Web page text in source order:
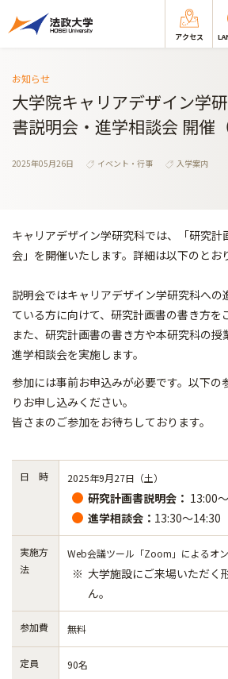
アクセス
お知らせ
大学院キャリアデザイン学
書説明会・進学相談会 開催
2025年05月26日 イベント・行事
入学案内
キャリアデザイン学研究科では、「研究計
会」を開催いたします。詳細は以下のとお
説明会ではキャリアデザイン学研究科への
ている方に向けて、研究計画書の書き方を
また、研究計画書の書き方や本研究科の授
進学相談会を実施します。
参加には事前お申込みが必要です。以下の
りお申し込みください。
皆さまのご参加をお待ちしております。
日 時 2025年9月27日（土）
研究計画書説明会： 13:00
進学相談会： 13:30～14:30
実施方
法
Web会議ツール「Zoom」によるオ
大学施設にご来場いただく
ん。
参加費 無料
定員 90名